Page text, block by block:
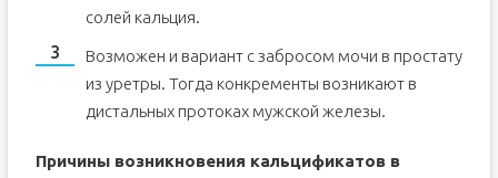
солей кальция.
Возможен и вариант с забросом мочи в простату
из уретры. Тогда конкременты возникают в
дистальных протоках мужской железы.
Причины возникновения кальцификатов в